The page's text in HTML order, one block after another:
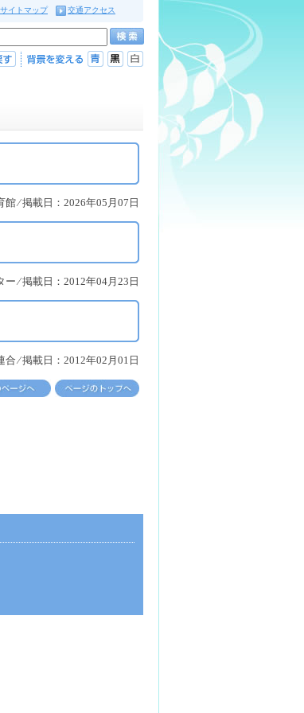
サイトマップ 交通アクセス
⁄ 掲載日：2026年05月07日
⁄ 掲載日：2012年04月23日
⁄ 掲載日：2012年02月01日